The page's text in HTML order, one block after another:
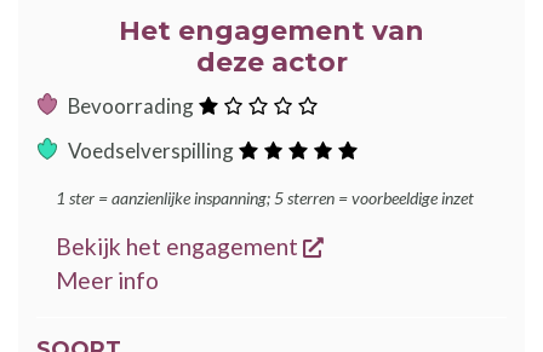
Het engagement van
deze actor
Bevoorrading
Voedselverspilling
1 ster = aanzienlijke inspanning; 5 sterren = voorbeeldige inzet
Bekijk het engagement
opent een nieuw
Meer info